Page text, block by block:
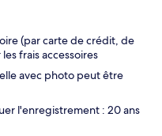
(par carte de crédit, de
frais accessoires
avec photo peut être
l'enregistrement : 20 ans